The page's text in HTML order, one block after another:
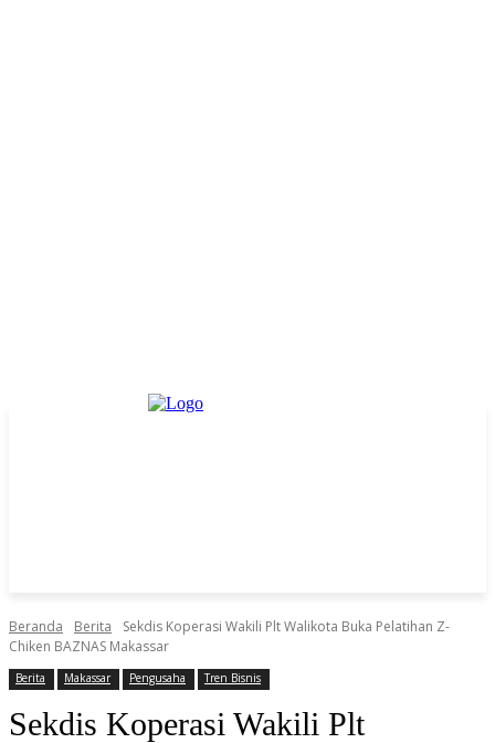
Beranda Berita
Sekdis Koperasi Wakili Plt Walikota Buka Pelatihan Z-
Chiken BAZNAS Makassar
Berita Makassar Pengusaha Tren Bisnis
Sekdis Koperasi Wakili Plt